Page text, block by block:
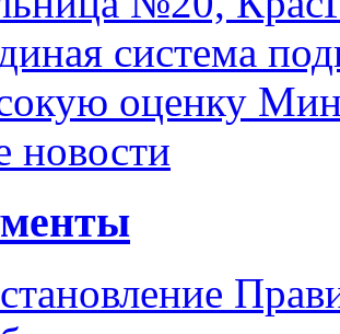
система
оценку
новости